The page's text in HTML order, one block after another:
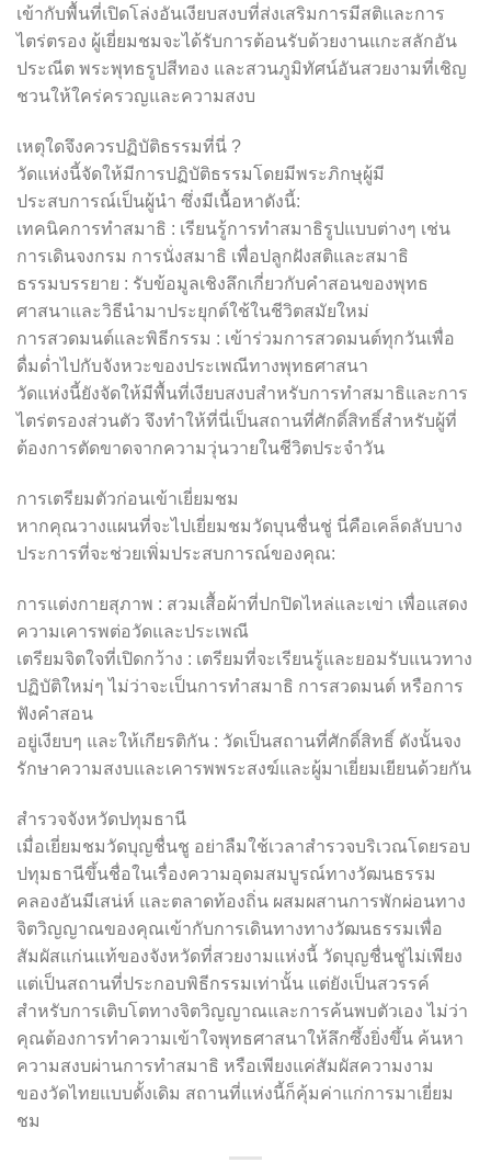
เข้ากับพื้นที่เปิดโล่งอันเงียบสงบที่ส่งเสริมการมีสติและการ
ไตร่ตรอง ผู้เยี่ยมชมจะได้รับการต้อนรับด้วยงานแกะสลักอัน
ประณีต พระพุทธรูปสีทอง และสวนภูมิทัศน์อันสวยงามที่เชิญ
ชวนให้ใคร่ครวญและความสงบ
เหตุใดจึงควรปฏิบัติธรรมที่นี่ ?
วัดแห่งนี้จัดให้มีการปฏิบัติธรรมโดยมีพระภิกษุผู้มี
ประสบการณ์เป็นผู้นำ ซึ่งมีเนื้อหาดังนี้:
เทคนิคการทำสมาธิ : เรียนรู้การทำสมาธิรูปแบบต่างๆ เช่น
การเดินจงกรม การนั่งสมาธิ เพื่อปลูกฝังสติและสมาธิ
ธรรมบรรยาย : รับข้อมูลเชิงลึกเกี่ยวกับคำสอนของพุทธ
ศาสนาและวิธีนำมาประยุกต์ใช้ในชีวิตสมัยใหม่
การสวดมนต์และพิธีกรรม : เข้าร่วมการสวดมนต์ทุกวันเพื่อ
ดื่มด่ำไปกับจังหวะของประเพณีทางพุทธศาสนา
วัดแห่งนี้ยังจัดให้มีพื้นที่เงียบสงบสำหรับการทำสมาธิและการ
ไตร่ตรองส่วนตัว จึงทำให้ที่นี่เป็นสถานที่ศักดิ์สิทธิ์สำหรับผู้ที่
ต้องการตัดขาดจากความวุ่นวายในชีวิตประจำวัน
การเตรียมตัวก่อนเข้าเยี่ยมชม
หากคุณวางแผนที่จะไปเยี่ยมชมวัดบุนชื่นชู่ นี่คือเคล็ดลับบาง
ประการที่จะช่วยเพิ่มประสบการณ์ของคุณ:
การแต่งกายสุภาพ : สวมเสื้อผ้าที่ปกปิดไหล่และเข่า เพื่อแสดง
ความเคารพต่อวัดและประเพณี
เตรียมจิตใจที่เปิดกว้าง : เตรียมที่จะเรียนรู้และยอมรับแนวทาง
ปฏิบัติใหม่ๆ ไม่ว่าจะเป็นการทำสมาธิ การสวดมนต์ หรือการ
ฟังคำสอน
อยู่เงียบๆ และให้เกียรติกัน : วัดเป็นสถานที่ศักดิ์สิทธิ์ ดังนั้นจง
รักษาความสงบและเคารพพระสงฆ์และผู้มาเยี่ยมเยียนด้วยกัน
สำรวจจังหวัดปทุมธานี
เมื่อเยี่ยมชมวัดบุญชื่นชู อย่าลืมใช้เวลาสำรวจบริเวณโดยรอบ
ปทุมธานีขึ้นชื่อในเรื่องความอุดมสมบูรณ์ทางวัฒนธรรม
คลองอันมีเสน่ห์ และตลาดท้องถิ่น ผสมผสานการพักผ่อนทาง
จิตวิญญาณของคุณเข้ากับการเดินทางทางวัฒนธรรมเพื่อ
สัมผัสแก่นแท้ของจังหวัดที่สวยงามแห่งนี้ วัดบุญชื่นชู่ไม่เพียง
แต่เป็นสถานที่ประกอบพิธีกรรมเท่านั้น แต่ยังเป็นสวรรค์
สำหรับการเติบโตทางจิตวิญญาณและการค้นพบตัวเอง ไม่ว่า
คุณต้องการทำความเข้าใจพุทธศาสนาให้ลึกซึ้งยิ่งขึ้น ค้นหา
ความสงบผ่านการทำสมาธิ หรือเพียงแค่สัมผัสความงาม
ของวัดไทยแบบดั้งเดิม สถานที่แห่งนี้ก็คุ้มค่าแก่การมาเยี่ยม
ชม